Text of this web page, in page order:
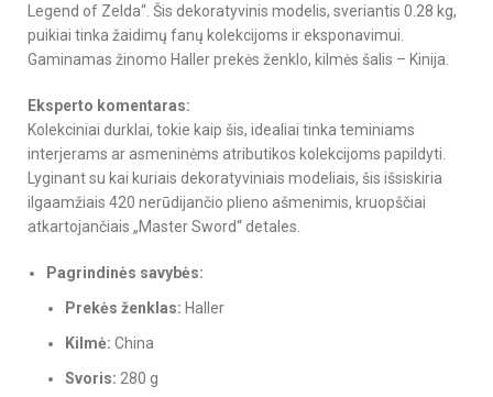
Legend of Zelda“. Šis dekoratyvinis modelis, sveriantis 0.28 kg,
puikiai tinka žaidimų fanų kolekcijoms ir eksponavimui.
Gaminamas žinomo Haller prekės ženklo, kilmės šalis – Kinija.
Eksperto komentaras:
Kolekciniai durklai, tokie kaip šis, idealiai tinka teminiams
interjerams ar asmeninėms atributikos kolekcijoms papildyti.
Lyginant su kai kuriais dekoratyviniais modeliais, šis išsiskiria
ilgaamžiais 420 nerūdijančio plieno ašmenimis, kruopščiai
atkartojančiais „Master Sword“ detales.
Pagrindinės savybės:
Prekės ženklas: Haller
Kilmė: China
Svoris: 280 g